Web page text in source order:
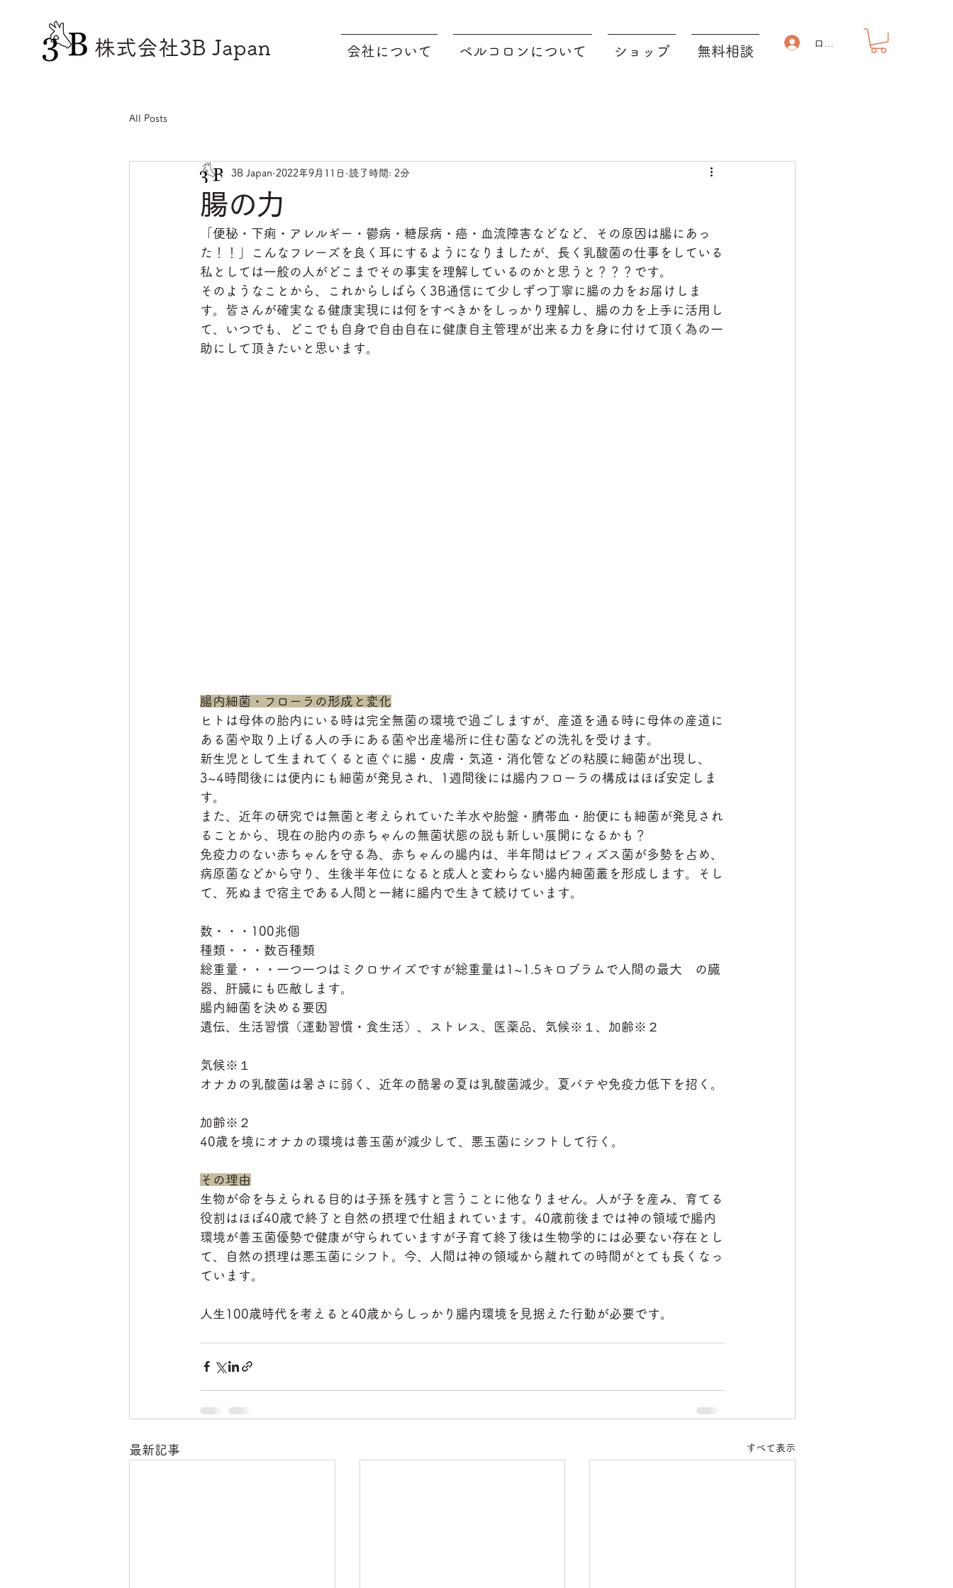
株式会社3B Japan 会社について ベルコロンについて ショップ 無料相談
ログイン
All Posts
腸の力
3B Japan 2022年9月11日 読了時間: 2分
「便秘・下痢・アレルギー・鬱病・糖尿病・癌・血流障害などなど、その原因は腸にあっ
た！！」こんなフレーズを良く耳にするようになりましたが、長く乳酸菌の仕事をしている
私としては一般の人がどこまでその事実を理解しているのかと思うと？？？です。
そのようなことから、これからしばらく3B通信にて少しずつ丁寧に腸の力をお届けしま
す。皆さんが確実なる健康実現には何をすべきかをしっかり理解し、腸の力を上手に活用し
て、いつでも、どこでも自身で自由自在に健康自主管理が出来る力を身に付けて頂く為の一
助にして頂きたいと思います。
腸内細菌・フローラの形成と変化
ヒトは母体の胎内にいる時は完全無菌の環境で過ごしますが、産道を通る時に母体の産道に
ある菌や取り上げる人の手にある菌や出産場所に住む菌などの洗礼を受けます。
新生児として生まれてくると直ぐに腸・皮膚・気道・消化管などの粘膜に細菌が出現し、
3~4時間後には便内にも細菌が発見され、1週間後には腸内フローラの構成はほぼ安定しま
す。
また、近年の研究では無菌と考えられていた羊水や胎盤・臍帯血・胎便にも細菌が発見され
ることから、現在の胎内の赤ちゃんの無菌状態の説も新しい展開になるかも？
免疫力のない赤ちゃんを守る為、赤ちゃんの腸内は、半年間はビフィズス菌が多勢を占め、
病原菌などから守り、生後半年位になると成人と変わらない腸内細菌叢を形成します。そし
て、死ぬまで宿主である人間と一緒に腸内で生きて続けています。
数・・・100兆個
種類・・・数百種類
総重量・・・一つ一つはミクロサイズですが総重量は1~1.5キロブラムで人間の最大　の臓
器、肝臓にも匹敵します。
腸内細菌を決める要因
遺伝、生活習慣（運動習慣・食生活）、ストレス、医薬品、気候※１、加齢※２
気候※１
オナカの乳酸菌は暑さに弱く、近年の酷暑の夏は乳酸菌減少。夏バテや免疫力低下を招く。
加齢※２
40歳を境にオナカの環境は善玉菌が減少して、悪玉菌にシフトして行く。
その理由
生物が命を与えられる目的は子孫を残すと言うことに他なりません。人が子を産み、育てる
役割はほぼ40歳で終了と自然の摂理で仕組まれています。40歳前後までは神の領域で腸内
環境が善玉菌優勢で健康が守られていますが子育て終了後は生物学的には必要ない存在とし
て、自然の摂理は悪玉菌にシフト。今、人間は神の領域から離れての時間がとても長くなっ
ています。
人生100歳時代を考えると40歳からしっかり腸内環境を見据えた行動が必要です。
最新記事 すべて表示